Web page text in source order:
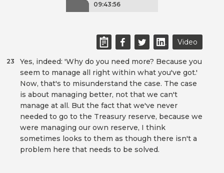
09:43:56
Video
Yes, indeed: 'Why do you need more? Because you
seem to manage all right within what you've got.'
Now, that's to misunderstand the case. The case
is about managing better, not that we can't
manage at all. But the fact that we've never
needed to go to the Treasury reserve, because we
were managing our own reserve, I think
sometimes looks to them as though there isn't a
problem here that needs to be solved.
23